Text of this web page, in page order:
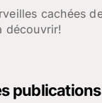
cachées
découvrir!